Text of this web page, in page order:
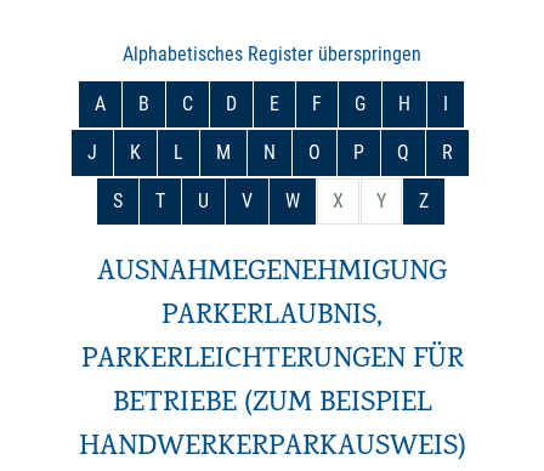
Alphabetisches Register überspringen
A B C D E F G H I
J K L M N O P Q R
S T U V W X Y Z
AUSNAHMEGENEHMIGUNG
PARKERLAUBNIS,
PARKERLEICHTERUNGEN FÜR
BETRIEBE (ZUM BEISPIEL
HANDWERKERPARKAUSWEIS)